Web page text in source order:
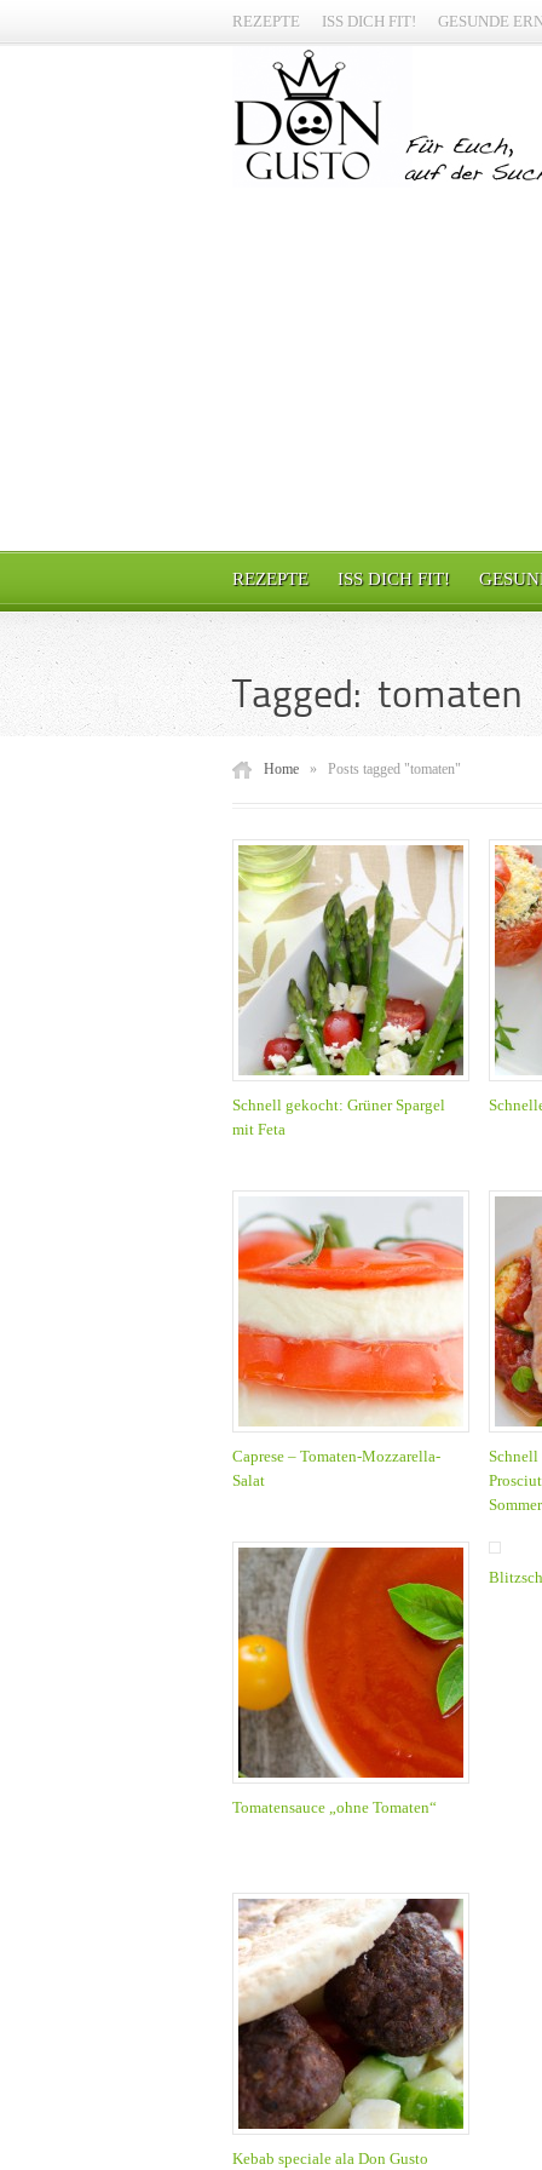
REZEPTE ISS DICH FIT! GESUNDE
REZEPTE ISS DICH FIT!
Tagged: tomaten
Home » Posts tagged "tomaten"
Schnell gekocht: Grüner Spargel
mit Feta
Caprese – Tomaten-Mozzarella-
Salat
Schnell
Tomatensauce „ohne Tomaten“
Kebab speciale ala Don Gusto